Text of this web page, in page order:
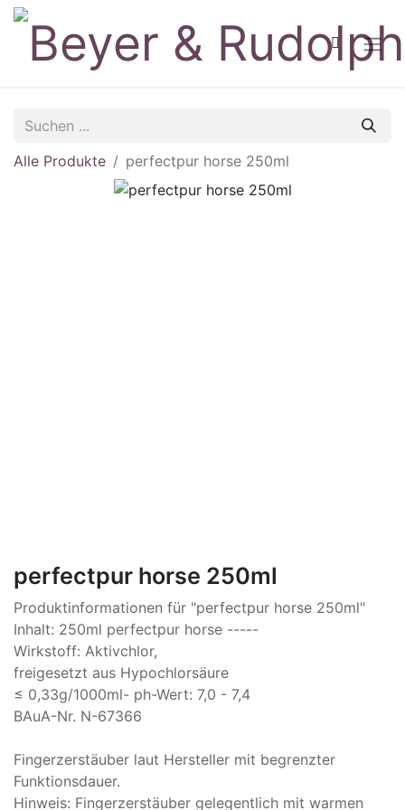
Alle Produkte perfectpur horse 250ml
perfectpur horse 250ml
Produktinformationen für "perfectpur horse 250ml"
Inhalt: 250ml perfectpur horse -----
Wirkstoff: Aktivchlor,
freigesetzt aus Hypochlorsäure
≤ 0,33g/1000ml- ph-Wert: 7,0 - 7,4
BAuA-Nr. N-67366
Fingerzerstäuber laut Hersteller mit begrenzter
Funktionsdauer.
Hinweis: Fingerzerstäuber gelegentlich mit warmen